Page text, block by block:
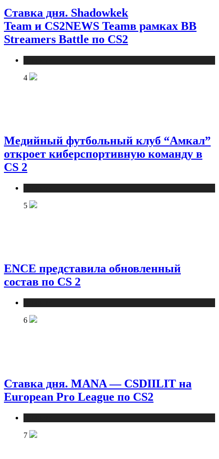
Ставка дня. Shadowkek
Team и CS2NEWS Teamв рамках BB
Streamers Battle по CS2
4
Медийный футбольный клуб “Амкал”
откроет киберспортивную команду в
CS 2
5
ENCE представила обновленный
состав по CS 2
6
Ставка дня. MANA — CSDIILIT на
European Pro League по CS2
7